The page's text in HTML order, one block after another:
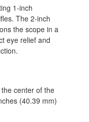
1-inch
The 2-inch
the scope in a
eye relief and
center of the
(40.39 mm)